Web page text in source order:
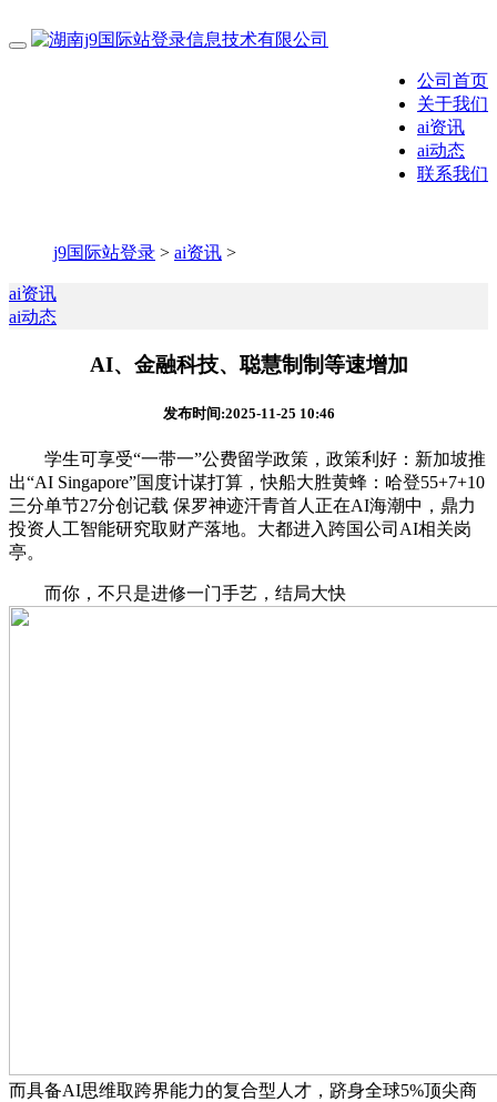
公司首页
关于我们
ai资讯
ai动态
联系我们
j9国际站登录 > ai资讯 >
ai资讯
ai动态
AI、金融科技、聪慧制制等速增加
发布时间:2025-11-25 10:46
学生可享受“一带一”公费留学政策，政策利好：新加坡推
出“AI Singapore”国度计谋打算，快船大胜黄蜂：哈登55+7+10
三分单节27分创记载 保罗神迹汗青首人正在AI海潮中，鼎力
投资人工智能研究取财产落地。大都进入跨国公司AI相关岗
亭。
而你，不只是进修一门手艺，结局大快
而具备AI思维取跨界能力的复合型人才，跻身全球5%顶尖商